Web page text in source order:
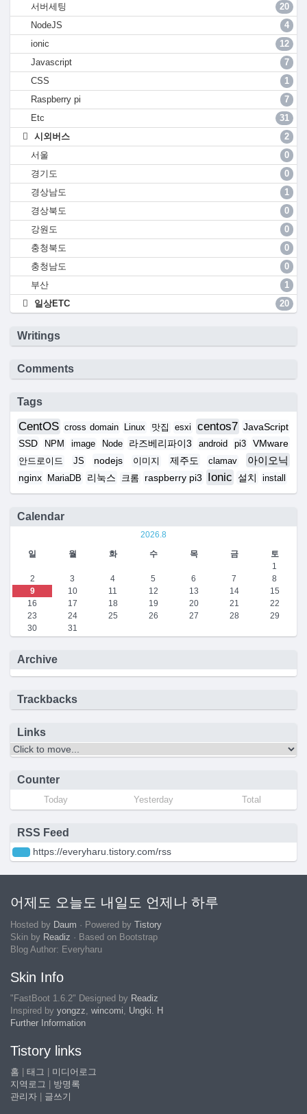
서버세팅
20
NodeJS
4
ionic
12
Javascript
7
CSS
1
Raspberry pi
7
Etc
31
시외버스
2
서울
0
경기도
0
경상남도
1
경상북도
0
강원도
0
충청북도
0
충청남도
0
부산
1
일상ETC
20
Writings
Comments
Tags
CentOS cross domain Linux 맛집 esxi centos7 JavaScript
SSD
NPM image Node 라즈베리파이3 android pi3 VMware
안드로이드 JS nodejs 이미지 제주도 clamav 아이오닉
nginx MariaDB 리눅스 크롬 raspberry pi3 Ionic 설치 install
Calendar
2026.8
일
월 화 수 목 금
토
1
2
3 4 5 6 7
8
9
10 11 12 13 14
15
16
17 18 19 20 21
22
23
24 25 26 27 28
29
30
31
Archive
Trackbacks
Links
Counter
Today Yesterday Total
RSS Feed
https://everyharu.tistory.com/rss
어제도 오늘도 내일도 언제나 하루
Hosted by Daum · Powered by Tistory
Skin by Readiz · Based on Bootstrap
Blog Author: Everyharu
Skin Info
"FastBoot 1.6.2" Designed by Readiz
Inspired by yongzz wincomi
Ungki. H
Further Information
Tistory links
홈 태그
미디어로그
지역로그
방명록
관리자
글쓰기